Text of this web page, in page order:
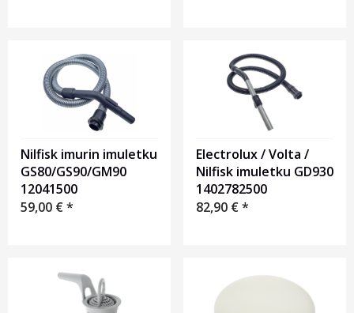
Nilfisk imurin imuletku
GS80/GS90/GM90
12041500
59,00 €*
Electrolux / Volta /
Nilfisk imuletku GD930
1402782500
82,90 €*